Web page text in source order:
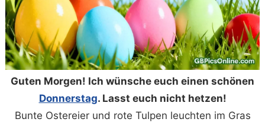
Guten Morgen! Ich wünsche euch einen schönen
Donnerstag. Lasst euch nicht hetzen!
Bunte Ostereier und rote Tulpen leuchten im Gras